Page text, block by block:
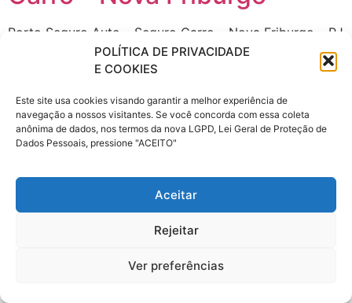
POLÍTICA DE PRIVACIDADE
E COOKIES
Este site usa cookies visando garantir a melhor experiência de
navegação a nossos visitantes. Se você concorda com essa coleta
anônima de dados, nos termos da nova LGPD, Lei Geral de Proteção de
Dados Pessoais, pressione "ACEITO"
Aceitar
Rejeitar
Ver preferências
Porto Seguro Auto – Seguro Carro – Nova Friburgo – RJ
– Rio de Janeiro. A Porto Seguro Seguradora de
veículos disponibiliza a simulação de seguro de
automóveis, Itaú seguros de auto e residência e Porto
Seguro; através do sistema Porto Seguro Auto online
em: Nova Friburgo – RJ – Rio […]